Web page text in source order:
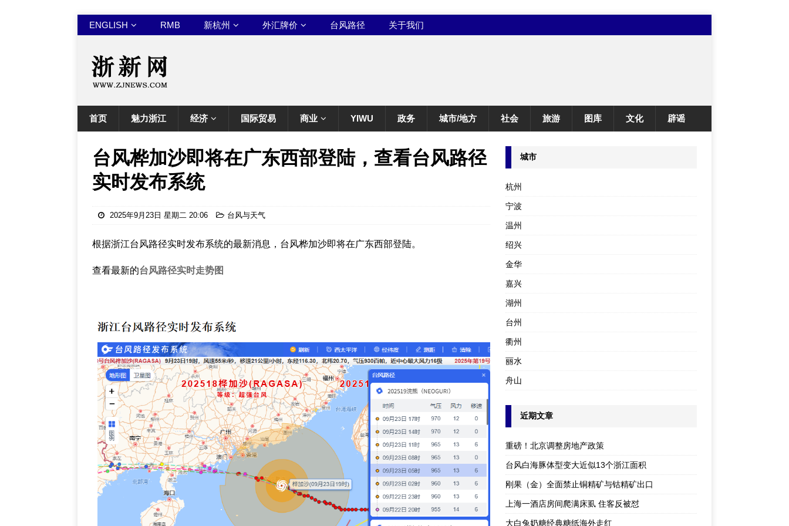
ENGLISH RMB 新杭州 外汇牌价 台风路径 关于我们
首页 魅力浙江 经济 国际贸易 商业 YIWU 政务 城市/地方 社会 旅游 图库 文化 辟谣
台风桦加沙即将在广东西部登陆，查看台风路径
实时发布系统
2025年9月23日 星期二 20:06 台风与天气
根据浙江台风路径实时发布系统的最新消息，台风桦加沙即将在广东西部登陆。
查看最新的台风路径实时走势图
城市
杭州
宁波
温州
绍兴
金华
嘉兴
湖州
台州
衢州
丽水
舟山
近期文章
重磅！北京调整房地产政策
台风白海豚体型变大近似13个浙江面积
刚果（金）全面禁止铜精矿与钴精矿出口
上海一酒店房间爬满床虱 住客反被怼
大白兔奶糖经典糖纸海外走红